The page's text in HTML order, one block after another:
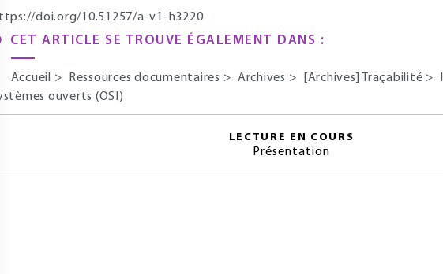
doi.org/10.51257/a-v1-h3220
CET ARTICLE SE TROUVE ÉGALEMENT DANS :
Accueil > Ressources documentaires > Archives > [Archives] Traçabilité >
ouverts (OSI)
LECTURE EN COURS
Présentation